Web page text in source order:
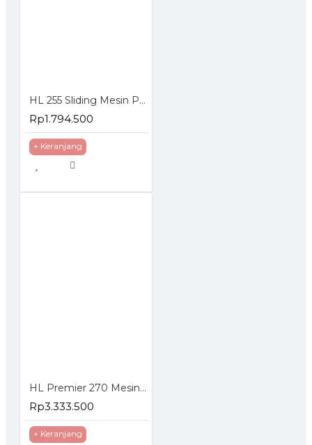
HL 255 Sliding Mesin Potong Aluminium Miter Saw 10 Inch
Rp1.794.500
+ Keranjang
HL Premier 270 Mesin Potong Aluminium Miter Saw 10 Inch Double Bevel Sliding
Rp3.333.500
+ Keranjang